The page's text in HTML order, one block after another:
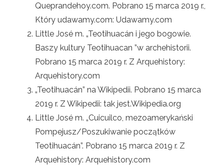
Queprandehoy.com. Pobrano 15 marca 2019 r.,
Który udawamy.com: Udawamy.com
Little José m. „Teotihuacán i jego bogowie.
Baszy kultury Teotihuacan ”w archehistorii.
Pobrano 15 marca 2019 r. Z Arquehistory:
Arquehistory.com
„Teotihuacán” na Wikipedii. Pobrano 15 marca
2019 r. Z Wikipedii: tak jest.Wikipedia.org
Little José m. „Cuicuilco, mezoamerykański
Pompejusz/Poszukiwanie początków
Teotihuacán”. Pobrano 15 marca 2019 r. Z
Arquehistory: Arquehistory.com